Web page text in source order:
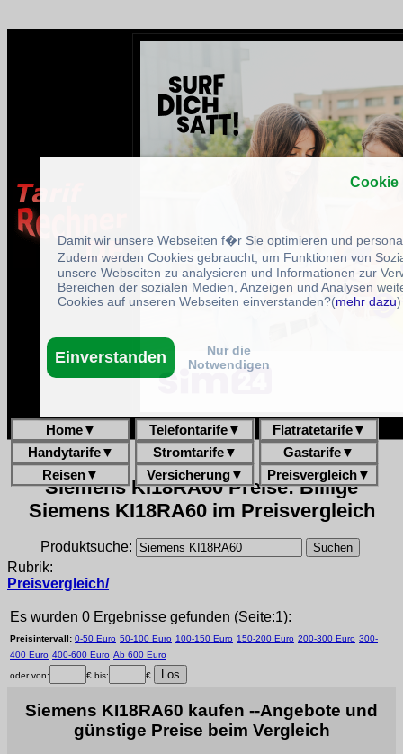
Home▼ Telefontarife▼ Flatratetarife▼
Handytarife▼ Stromtarife▼ Gastarife▼
Reisen▼ Versicherung▼ Preisvergleich▼
Siemens KI18RA60 Preise: Billige
Siemens KI18RA60 im Preisvergleich
Produktsuche:
Rubrik:
Preisvergleich/
Es wurden 0 Ergebnisse gefunden (Seite:1):
Preisintervall: 0-50 Euro 50-100 Euro 100-150 Euro 150-200 Euro 200-300 Euro 300-
400 Euro 400-600 Euro Ab 600 Euro
oder von: € bis: €
Siemens KI18RA60 kaufen --Angebote und
günstige Preise beim Vergleich
Cookie
Damit wir unsere Webseiten f�r Sie optimieren und
Zudem werden Cookies gebraucht, um Funktionen von
unsere Webseiten zu analysieren und Informationen zur
Bereichen der sozialen Medien, Anzeigen und Analysen
Cookies auf unseren Webseiten einverstanden?(mehr dazu)
Einverstanden
Nur die
Notwendigen